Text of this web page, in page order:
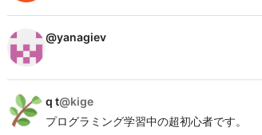
@yanagiev
q t@kige
プログラミング学習中の超初心者です。